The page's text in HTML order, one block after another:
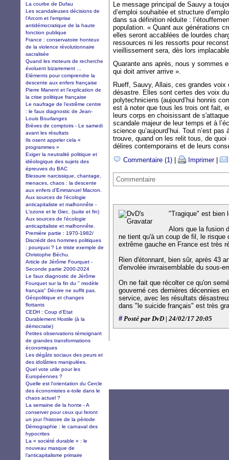
Le message principal de Sauvy a
d’emploi souhaitée et structure
dans sa définition réduite :
population. « Quant aux générations
elles seront accablées de lourdes
ressources ni les ressorts pour
vieillissement sera, dès lors
Quarante ans après, nous y sommes
qui doit arriver arrive ».
Rueff, Sauvy, Allais, ces grandes
désastre. Elles sont certes des voix
polytechniciens (aujourd’hui honnis
est à noter que tous les trois ont fait,
leurs corps en choisissant de
scandale majeur de leur temps et à
science qu’aujourd’hui. Tout n’est
trouve, quand on les relit tous, de
délires contemporains et de leurs
Commentaire (1)
Imprimer|
Commentaire
"Tragique" est bien
Alors que la fusion
ne tient qu'à un coup de fil, le risque
extrême gauche en France est très
Rien d'étonnant, bien sûr, après 43
d'envolée invraisemblable du sous-
On ne fait que récolter ce qu'on
gouverné ces dernières décennies
service, avec les résultats
dans "le suicide français" est très
#Posté par DvD | 24/02/17 20:05
La courbe de Dufau
Les scandaleuses décisions de
l'Arcom et l'emprise
antidémocratique de la haute
fonction publique
France : conservatoire honteux
de la violence révolutionnaire
sacralisée
Quand les moteurs de recherche
évoluent bizarrement ...
Eléments pour comprendre la
descente aux enfers française
Pierre Manent et l’explication de
la crise politique française
Le naufrage de l’extrême centre
: le faux diagnostic de Jean-
Louis Bourlanges
Brèves de comptoirs - Le samedi
avant les résultats
Ils osent appeler cela «
programmes »
Exiger la neutralité politique et
idéologique des sujets des
épreuves du BAC
Blessure narcissique, chantage,
menaces, chaos : la descente
aux enfers d'Emmanuel Macron.
Aux sources de l'écologie
anticapitaliste et malhonnête -
L'ozone et le Giec. (suite et fin)
Aux sources de l'écologie
anticapitaliste et malhonnête.
Première partie : 1970-1982/
Discrédit des hommes politiques
: pourquoi ? Le triste exemple de
Christophe Béchu.
Article de Jérôme Fourquet -
Seconde partie 2000-2024
Le faux diagnostic de Jérôme
Fourquet sur la fin du " modèle
français" Décrire ne suffit pas.
Géopolitique et changes
flottants
CEDH : Coup d’Etat
Durablement Hostile (à la
démocratie)
Petites observations témoignant
de grandes transformations
économiques
Les dégâts sociaux des peurs et
des idolâtries manipulées.
Quel vote utile pour les
Européennes ?
Quelle est l'orientation du Cercle
des économistes e-toile dans le
chaos actuel ?
La semaine de la honte - A
conserver pour ceux qui feront
un jour l'histoire de la période
Démographie : le carnaval des
hypocrites
La « société durable » : le
nouveau masque de
l’anticapitalisme primaire